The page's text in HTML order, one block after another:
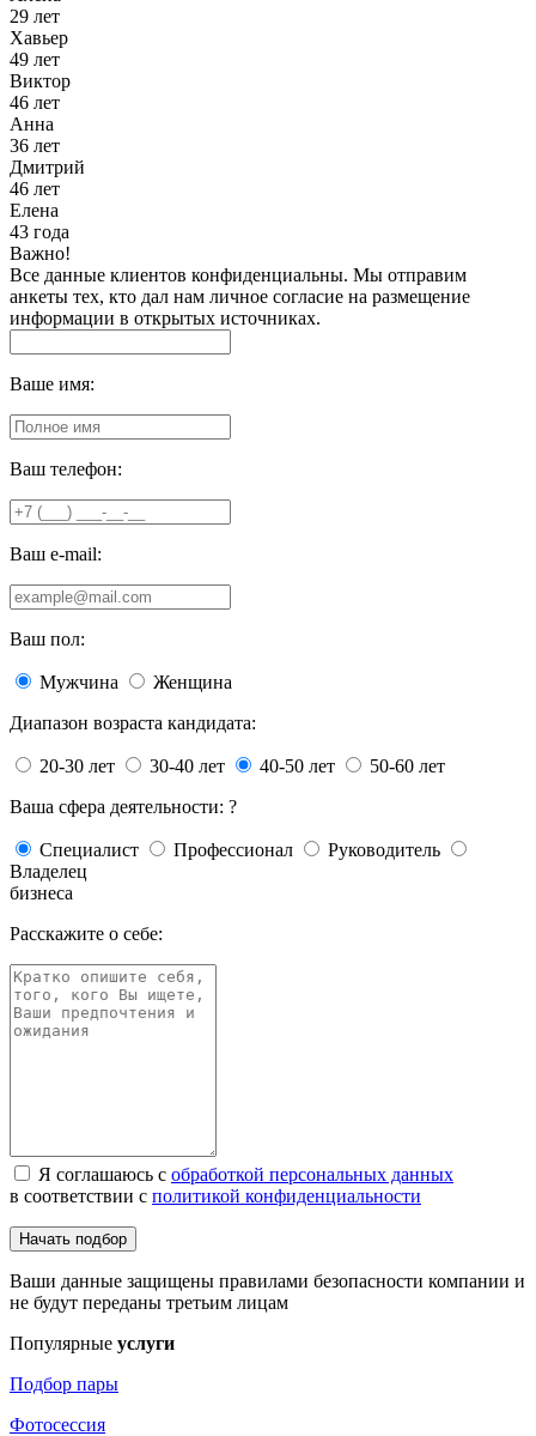
29 лет
Хавьер
49 лет
Виктор
46 лет
Анна
36 лет
Дмитрий
46 лет
Елена
43 года
Важно!
Все данные клиентов конфиденциальны. Мы отправим
анкеты тех, кто дал нам личное согласие на размещение
информации в открытых источниках.
Ваше имя:
Ваш телефон:
Ваш e-mail:
Ваш пол:
Мужчина
Женщина
Диапазон возраста кандидата:
20-30 лет 30-40 лет 40-50 лет
50-60 лет
Ваша сфера деятельности: ?
Специалист Профессионал
Руководитель
Владелец
бизнеса
Расскажите о себе:
Я соглашаюсь с обработкой персональных данных
в соответствии с политикой конфиденциальности
Начать подбор
Ваши данные защищены правилами безопасности компании и
не будут переданы третьим лицам
Популярные услуги
Подбор пары
Фотосессия